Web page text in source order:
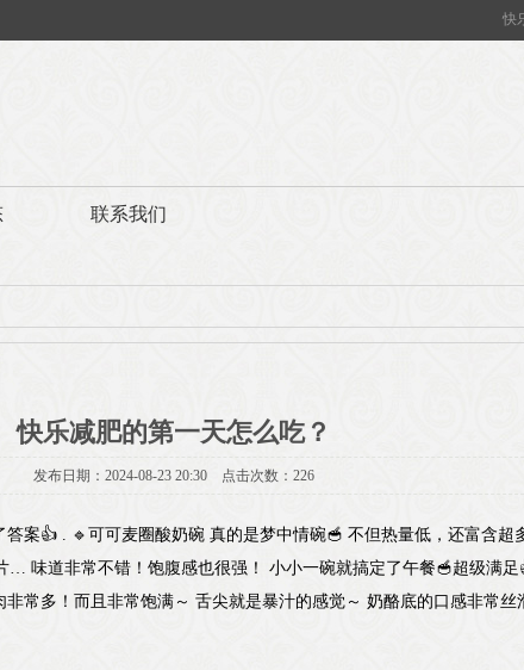
快
联系我们
快乐减肥的第一天怎么吃？
发布日期：2024-08-23 20:30 点击次数：226
案👍 . 🔹可可麦圈酸奶碗 真的是梦中情碗🥣 不但热量低，还富含超
… 味道非常不错！饱腹感也很强！ 小小一碗就搞定了午餐🥣超级满足
常多！而且非常饱满～ 舌尖就是暴汁的感觉～ 奶酪底的口感非常丝